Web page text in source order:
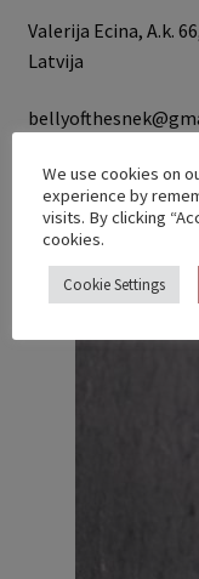
Valerija Ecina, A.k.
Latvija
SAISTĪTIE
We use cookies on
experience by
visits. By clicking
cookies.
Cookie Settings